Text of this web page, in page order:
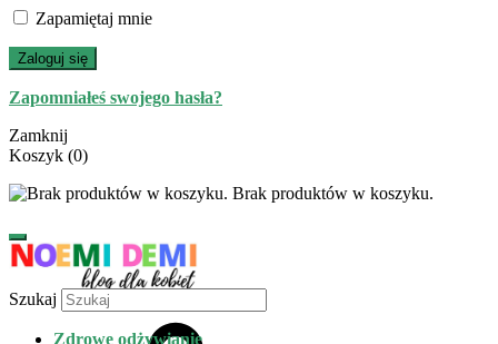
Zapamiętaj mnie
Zaloguj się
Zapomniałeś swojego hasła?
Zamknij
Koszyk (0)
Brak produktów w koszyku.
Szukaj
Zdrowe odżywianie